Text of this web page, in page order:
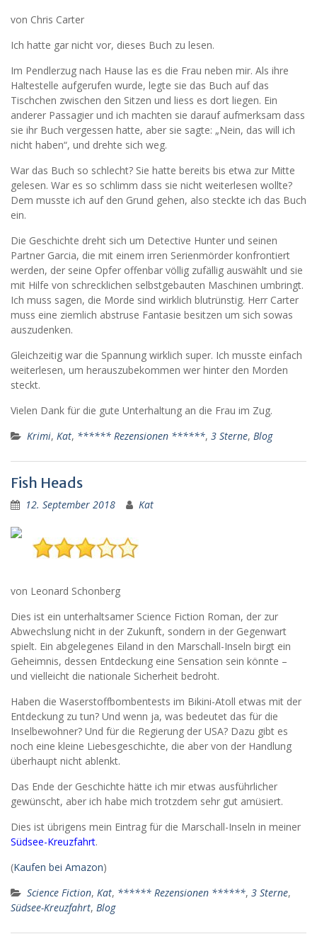
von Chris Carter
Ich hatte gar nicht vor, dieses Buch zu lesen.
Im Pendlerzug nach Hause las es die Frau neben mir. Als ihre
Haltestelle aufgerufen wurde, legte sie das Buch auf das
Tischchen zwischen den Sitzen und liess es dort liegen. Ein
anderer Passagier und ich machten sie darauf aufmerksam dass
sie ihr Buch vergessen hatte, aber sie sagte: „Nein, das will ich
nicht haben“, und drehte sich weg.
War das Buch so schlecht? Sie hatte bereits bis etwa zur Mitte
gelesen. War es so schlimm dass sie nicht weiterlesen wollte?
Dem musste ich auf den Grund gehen, also steckte ich das Buch
ein.
Die Geschichte dreht sich um Detective Hunter und seinen
Partner Garcia, die mit einem irren Serienmörder konfrontiert
werden, der seine Opfer offenbar völlig zufällig auswählt und sie
mit Hilfe von schrecklichen selbstgebauten Maschinen umbringt.
Ich muss sagen, die Morde sind wirklich blutrünstig. Herr Carter
muss eine ziemlich abstruse Fantasie besitzen um sich sowas
auszudenken.
Gleichzeitig war die Spannung wirklich super. Ich musste einfach
weiterlesen, um herauszubekommen wer hinter den Morden
steckt.
Vielen Dank für die gute Unterhaltung an die Frau im Zug.
Krimi, Kat, ****** Rezensionen ******, 3 Sterne, Blog
Fish Heads
12. September 2018 Kat
von Leonard Schonberg
Dies ist ein unterhaltsamer Science Fiction Roman, der zur
Abwechslung nicht in der Zukunft, sondern in der Gegenwart
spielt. Ein abgelegenes Eiland in den Marschall-Inseln birgt ein
Geheimnis, dessen Entdeckung eine Sensation sein könnte –
und vielleicht die nationale Sicherheit bedroht.
Haben die Waserstoffbombentests im Bikini-Atoll etwas mit der
Entdeckung zu tun? Und wenn ja, was bedeutet das für die
Inselbewohner? Und für die Regierung der USA? Dazu gibt es
noch eine kleine Liebesgeschichte, die aber von der Handlung
überhaupt nicht ablenkt.
Das Ende der Geschichte hätte ich mir etwas ausführlicher
gewünscht, aber ich habe mich trotzdem sehr gut amüsiert.
Dies ist übrigens mein Eintrag für die Marschall-Inseln in meiner
Südsee-Kreuzfahrt.
(Kaufen bei Amazon)
Science Fiction, Kat, ****** Rezensionen ******, 3 Sterne,
Südsee-Kreuzfahrt, Blog